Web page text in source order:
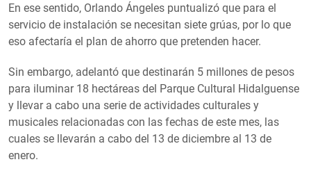
En ese sentido, Orlando Ángeles puntualizó que para el
servicio de instalación se necesitan siete grúas, por lo que
eso afectaría el plan de ahorro que pretenden hacer.
Sin embargo, adelantó que destinarán 5 millones de pesos
para iluminar 18 hectáreas del Parque Cultural Hidalguense
y llevar a cabo una serie de actividades culturales y
musicales relacionadas con las fechas de este mes, las
cuales se llevarán a cabo del 13 de diciembre al 13 de
enero.